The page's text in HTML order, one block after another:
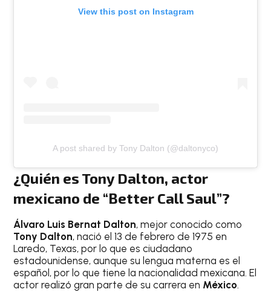
View this post on Instagram
A post shared by Tony Dalton (@daltonyco)
¿Quién es Tony Dalton, actor
mexicano de “Better Call Saul”?
Álvaro Luis Bernat Dalton, mejor conocido como
Tony Dalton, nació el 13 de febrero de 1975 en
Laredo, Texas, por lo que es ciudadano
estadounidense, aunque su lengua materna es el
español, por lo que tiene la nacionalidad mexicana. El
actor realizó gran parte de su carrera en México.